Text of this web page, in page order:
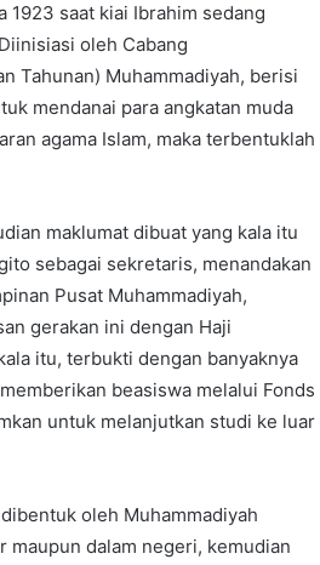
1923 saat kiai Ibrahim sedang
oleh Cabang
Tahunan) Muhammadiyah, berisi
mendanai para angkatan muda
agama Islam, maka terbentuklah
maklumat dibuat yang kala itu
sebagai sekretaris, menandakan
Pusat Muhammadiyah,
gerakan ini dengan Haji
itu, terbukti dengan banyaknya
beasiswa melalui Fonds
untuk melanjutkan studi ke luar
oleh Muhammadiyah
maupun dalam negeri, kemudian